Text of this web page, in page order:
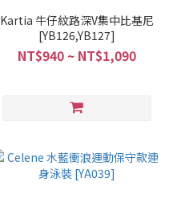
Kartia 牛仔紋路深V集中比基尼
[YB126,YB127]
NT$940 ~ NT$1,090